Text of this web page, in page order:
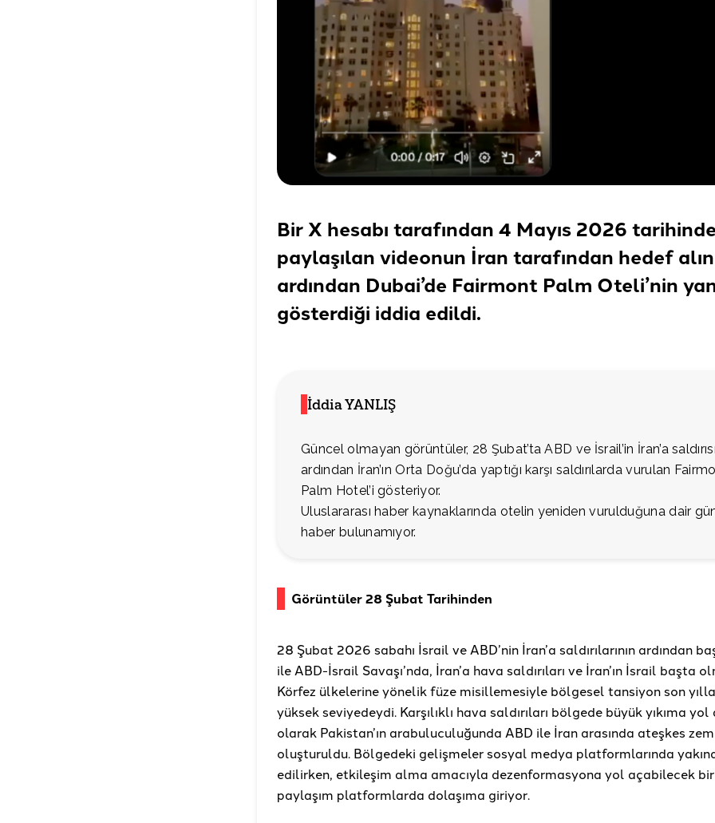
Bir X hesabı tarafından 4 Mayıs 2026
paylaşılan videonun İran tarafından hedef
ardından Dubai’de Fairmont Palm Oteli’nin
gösterdiği iddia edildi.
İddia YANLIŞ
Güncel olmayan görüntüler, 28 Şubat’ta ABD ve İsrail’in İran’a
ardından İran’ın Orta Doğu’da yaptığı karşı saldırılarda vurulan
Palm Hotel’i gösteriyor.
Uluslararası haber kaynaklarında otelin yeniden vurulduğuna dair
haber bulunamıyor.
Görüntüler 28 Şubat Tarihinden
28 Şubat 2026 sabahı İsrail ve ABD’nin İran’a saldırılarının ardından
ile ABD-İsrail Savaşı’nda, İran’a hava saldırıları ve İran’ın İsrail başta
Körfez ülkelerine yönelik füze misillemesiyle bölgesel tansiyon son
yüksek seviyedeydi. Karşılıklı hava saldırıları bölgede büyük yıkıma
olarak Pakistan’ın arabuluculuğunda ABD ile İran arasında ateşkes
oluşturuldu. Bölgedeki gelişmeler sosyal medya platformlarında
edilirken, etkileşim alma amacıyla dezenformasyona yol açabilecek
paylaşım platformlarda dolaşıma giriyor.